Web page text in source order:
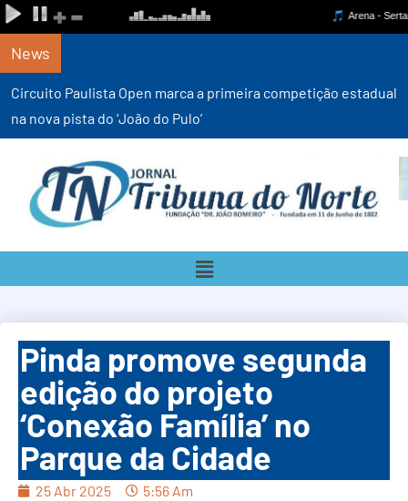
News
Circuito Paulista Open marca a primeira competição estadual
na nova pista do ‘João do Pulo’
Pinda promove segunda
edição do projeto
‘Conexão Família’ no
Parque da Cidade
25 Abr 2025 5:56 Am